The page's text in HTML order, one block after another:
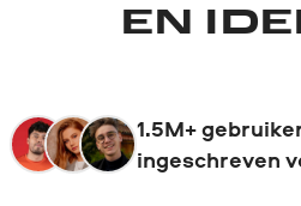
EN
1.5M+
ingeschreven